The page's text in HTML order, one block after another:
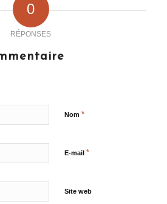
0
RÉPONSES
Nom *
E-mail *
Site web